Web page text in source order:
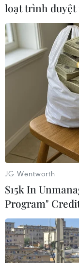
#tấn công bằng dao
Pháp
Theo dõi VietnamPlus
TIN LIÊN
loạt trình duyệt
JG Wentworth
$15k In
Program"